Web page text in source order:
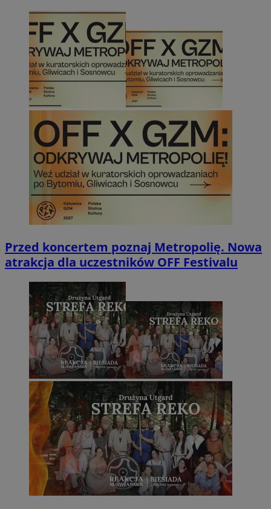
Przed koncertem poznaj Metropolię. Nowa
atrakcja dla uczestników OFF Festivalu